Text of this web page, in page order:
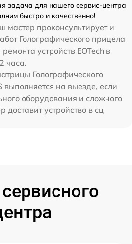
задача для нашего сервис-центра
быстро и качественно!
мастер проконсультирует и
Голографического прицела
устройств EOTech в
часа.
Голографического
выполняется на выезде, если
оборудования и сложного
доставит устройство в сц